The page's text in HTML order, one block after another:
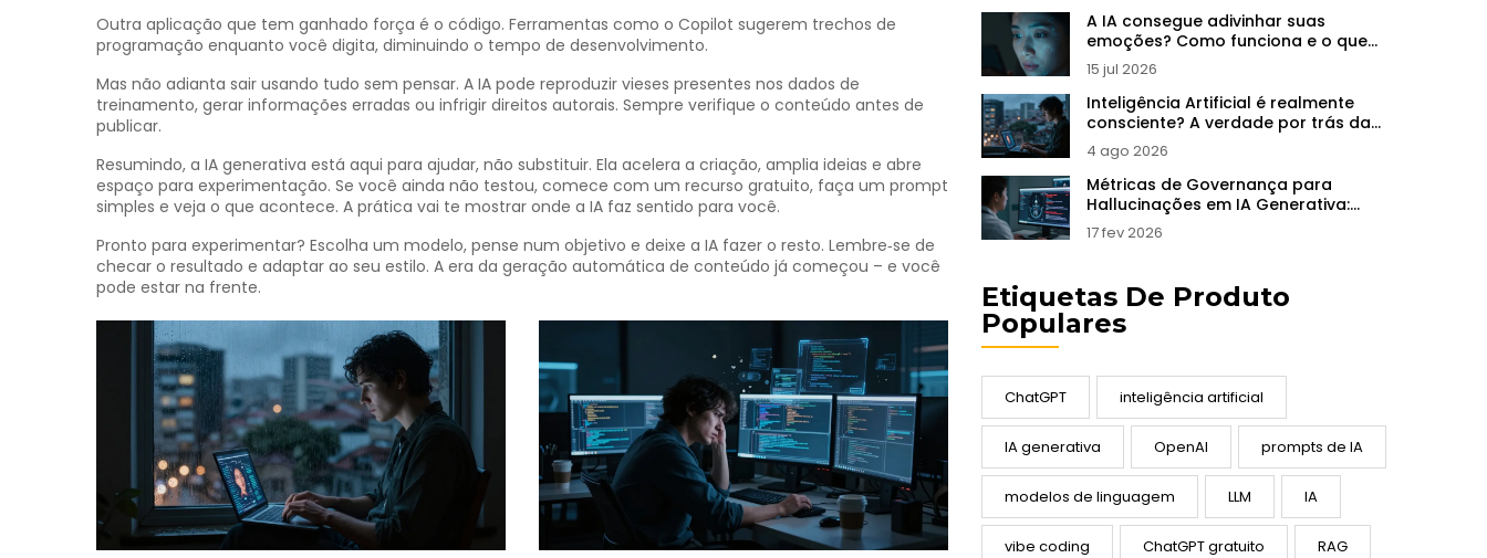
A IA consegue adivinhar suas
emoções? Como funciona e o que
isso significa
15 jul 2026
Inteligência Artificial é realmente
consciente? A verdade por trás da
ilusão
4 ago 2026
Métricas de Governança para
Hallucinações em IA Generativa:
Limiares e SLAs
17 fev 2026
Etiquetas De Produto
Populares
ChatGPT inteligência artificial
IA generativa OpenAI prompts de IA
modelos de linguagem LLM IA
vibe coding ChatGPT gratuito RAG
Outra aplicação que tem ganhado força é o código. Ferramentas como o Copilot sugerem trechos de
programação enquanto você digita, diminuindo o tempo de desenvolvimento.
Mas não adianta sair usando tudo sem pensar. A IA pode reproduzir vieses presentes nos dados de
treinamento, gerar informações erradas ou infrigir direitos autorais. Sempre verifique o conteúdo antes de
publicar.
Resumindo, a IA generativa está aqui para ajudar, não substituir. Ela acelera a criação, amplia ideias e abre
espaço para experimentação. Se você ainda não testou, comece com um recurso gratuito, faça um prompt
simples e veja o que acontece. A prática vai te mostrar onde a IA faz sentido para você.
Pronto para experimentar? Escolha um modelo, pense num objetivo e deixe a IA fazer o resto. Lembre‑se de
checar o resultado e adaptar ao seu estilo. A era da geração automática de conteúdo já começou – e você
pode estar na frente.